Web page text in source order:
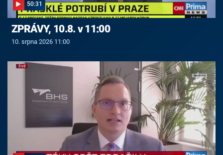
50:31
ZPRÁVY, 10.8. v 11:00
10. srpna 2026 11:00